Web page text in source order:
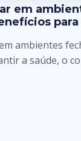
em
ambientes
a saúde, o